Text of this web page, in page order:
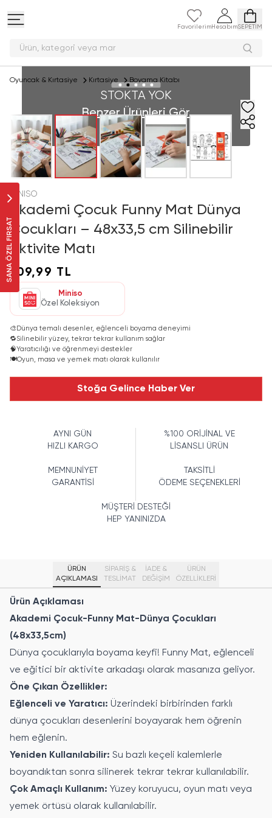
Favorilerim HesabımSEPETİM
Ürün, kategori vey
SANA ÖZEL FIRSAT
Oyuncak & Kırtasiye Kırtasiye Boyama Kitabı
STOKTA YOK
Benzer Ürünleri Gör
MINISO
Akademi Çocuk Funny Mat Dünya
Çocukları – 48x33,5 cm Silinebilir
Aktivite Matı
109,99 TL
Miniso
Özel Koleksiyon
🎨 Dünya temalı desenler, eğlenceli boyama deneyimi
🔁Silinebilir yüzey, tekrar tekrar kullanım sağlar
🧠Yaratıcılığı ve öğrenmeyi destekler
🍽️Oyun, masa ve yemek matı olarak kullanılır
Stoğa Gelince Haber Ver
AYNI GÜN
HIZLI KARGO
%100 ORİJİNAL VE
LİSANSLI ÜRÜN
MEMNUNİYET
GARANTİSİ
TAKSİTLİ
ÖDEME SEÇENEKLERİ
MÜŞTERİ DESTEĞİ
HEP YANINIZDA
ÜRÜN
AÇIKLAMASI
SİPARİŞ &
TESLİMAT
İADE &
DEĞİŞİM
ÜRÜN
ÖZELLIKLERI
Ürün Açıklaması
Akademi Çocuk-Funny Mat-Dünya Çocukları
(48x33,5cm)
Dünya çocuklarıyla boyama keyfi! Funny Mat, eğlenceli
ve eğitici bir aktivite arkadaşı olarak masanıza geliyor.
Öne Çıkan Özellikler:
Eğlenceli ve Yaratıcı: Üzerindeki birbirinden farklı
dünya çocukları desenlerini boyayarak hem öğrenin
hem eğlenin.
Yeniden Kullanılabilir: Su bazlı keçeli kalemlerle
boyandıktan sonra silinerek tekrar tekrar kullanılabilir.
Çok Amaçlı Kullanım: Yüzey koruyucu, oyun matı veya
yemek örtüsü olarak kullanılabilir.